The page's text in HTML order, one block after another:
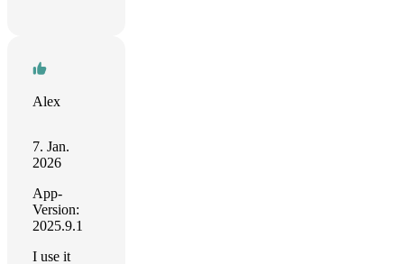
Alex
7. Jan.
2026
App-
Version:
2025.9.1
I use it